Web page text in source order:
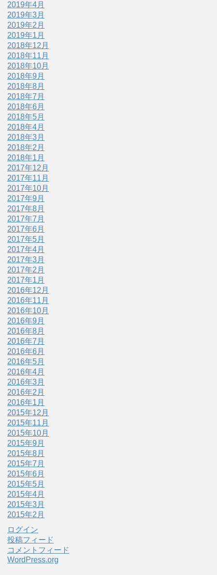
2019年4月
2019年3月
2019年2月
2019年1月
2018年12月
2018年11月
2018年10月
2018年9月
2018年8月
2018年7月
2018年6月
2018年5月
2018年4月
2018年3月
2018年2月
2018年1月
2017年12月
2017年11月
2017年10月
2017年9月
2017年8月
2017年7月
2017年6月
2017年5月
2017年4月
2017年3月
2017年2月
2017年1月
2016年12月
2016年11月
2016年10月
2016年9月
2016年8月
2016年7月
2016年6月
2016年5月
2016年4月
2016年3月
2016年2月
2016年1月
2015年12月
2015年11月
2015年10月
2015年9月
2015年8月
2015年7月
2015年6月
2015年5月
2015年4月
2015年3月
2015年2月
ログイン
投稿フィード
コメントフィード
WordPress.org